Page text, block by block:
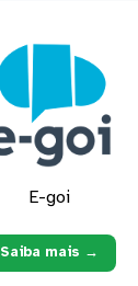
E-goi
Saiba mais →